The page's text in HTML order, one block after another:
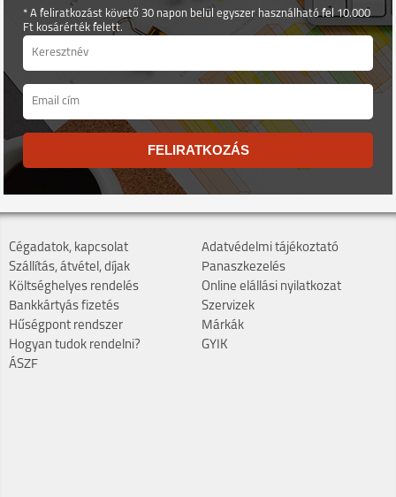
* A feliratkozást követő 30 napon belül egyszer használható fel 10.000
Ft kosárérték felett.
FELIRATKOZÁS
Cégadatok, kapcsolat
Szállítás, átvétel, díjak
Költséghelyes rendelés
Bankkártyás fizetés
Hűségpont rendszer
Hogyan tudok rendelni?
ÁSZF
Adatvédelmi tájékoztató
Panaszkezelés
Online elállási nyilatkozat
Szervizek
Márkák
GYIK